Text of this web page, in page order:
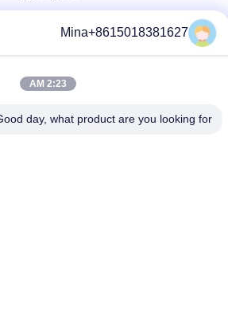
تلفن
Mina+8615018381627
2:23 AM
Good day, what product are you looking for?